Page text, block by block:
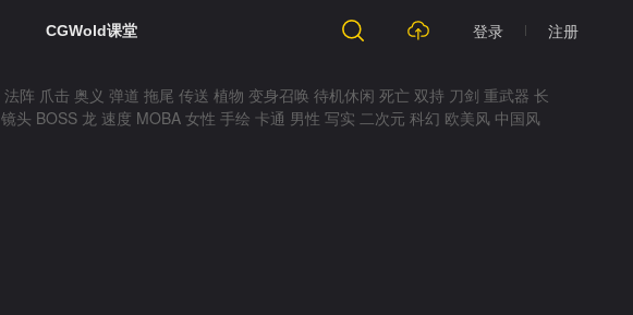
CGWold课堂 登录
注册
法阵 爪击 奥义 弹道 拖尾 传送 植物 变身召唤 待机休闲 死亡 双持 刀剑 重武器 长
镜头 BOSS 龙 速度 MOBA 女性 手绘 卡通 男性 写实 二次元 科幻 欧美风 中国风